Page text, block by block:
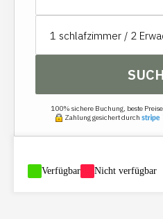
1 schlafzimmer / 2
100% sichere Buchung, beste
Zahlung gesichert durch
Verfügbar Nicht verfügbar